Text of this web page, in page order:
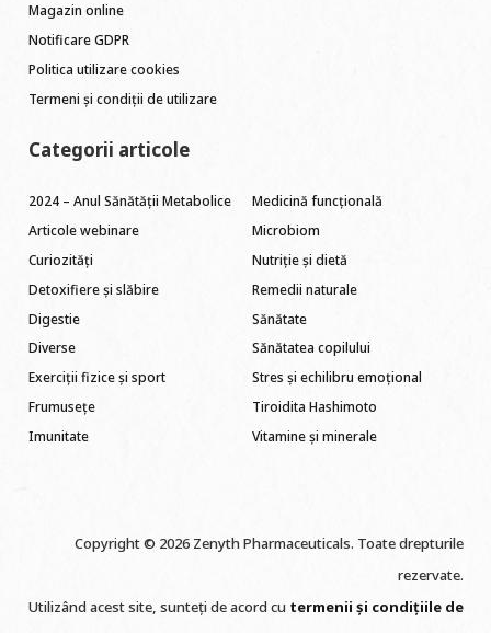
Magazin online
Notificare GDPR
Politica utilizare cookies
Termeni și condiții de utilizare
Categorii articole
2024 – Anul Sănătății Metabolice
Articole webinare
Curiozități
Detoxifiere și slăbire
Digestie
Diverse
Exerciții fizice și sport
Frumusețe
Imunitate
Medicină funcțională
Microbiom
Nutriție și dietă
Remedii naturale
Sănătate
Sănătatea copilului
Stres și echilibru emoțional
Tiroidita Hashimoto
Vitamine și minerale
Copyright © 2026 Zenyth Pharmaceuticals. Toate drepturile
rezervate.
Utilizând acest site, sunteți de acord cu termenii și condițiile de